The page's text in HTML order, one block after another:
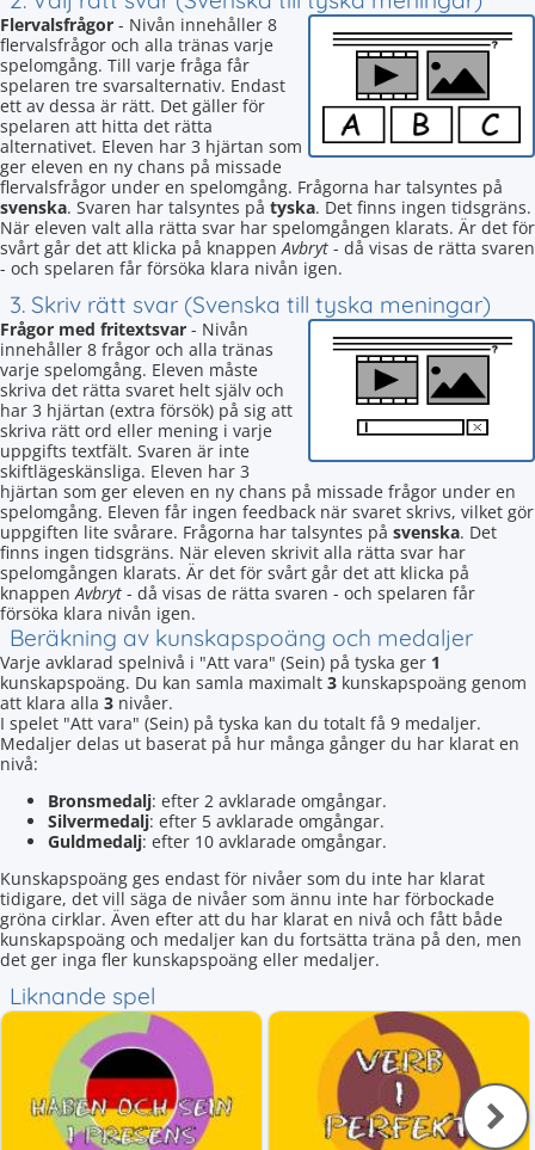
Flervalsfrågor - Nivån innehåller 8
flervalsfrågor och alla tränas varje
spelomgång. Till varje fråga får
spelaren tre svarsalternativ. Endast
ett av dessa är rätt. Det gäller för
spelaren att hitta det rätta
alternativet. Eleven har 3 hjärtan som
ger eleven en ny chans på missade
flervalsfrågor under en spelomgång. Frågorna har talsyntes på
svenska. Svaren har talsyntes på tyska. Det finns ingen tidsgräns.
När eleven valt alla rätta svar har spelomgången klarats. Är det för
svårt går det att klicka på knappenAvbryt - då visas de rätta svaren
- och spelaren får försöka klara nivån igen.
3. Skriv rätt svar (Svenska till tyska meningar)
Frågor med fritextsvar - Nivån
innehåller 8 frågor och alla tränas
varje spelomgång. Eleven måste
skriva det rätta svaret helt själv och
har 3 hjärtan (extra försök) på sig att
skriva rätt ord eller mening i varje
uppgifts textfält. Svaren är inte
skiftlägeskänsliga. Eleven har 3
hjärtan som ger eleven en ny chans på missade frågor under en
spelomgång. Eleven får ingen feedback när svaret skrivs, vilket gör
uppgiften lite svårare. Frågorna har talsyntes på svenska. Det
finns ingen tidsgräns. När eleven skrivit alla rätta svar har
spelomgången klarats. Är det för svårt går det att klicka på
knappenAvbryt - då visas de rätta svaren - och spelaren får
försöka klara nivån igen.
Beräkning av kunskapspoäng och medaljer
Varje avklarad spelnivå i "Att vara" (Sein) på tyska ger 1
kunskapspoäng. Du kan samla maximalt 3 kunskapspoäng genom
att klara alla 3 nivåer.
I spelet "Att vara" (Sein) på tyska kan du totalt få 9 medaljer.
Medaljer delas ut baserat på hur många gånger du har klarat en
nivå:
Bronsmedalj: efter 2 avklarade omgångar.
Silvermedalj: efter 5 avklarade omgångar.
Guldmedalj: efter 10 avklarade omgångar.
Kunskapspoäng ges endast för nivåer som du inte har klarat
tidigare, det vill säga de nivåer som ännu inte har förbockade
gröna cirklar. Även efter att du har klarat en nivå och fått både
kunskapspoäng och medaljer kan du fortsätta träna på den, men
det ger inga fler kunskapspoäng eller medaljer.
Liknande spel